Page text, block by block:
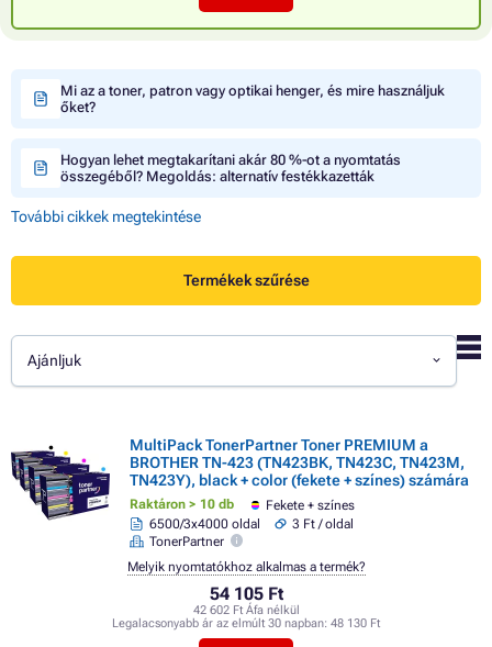
Mi az a toner, patron vagy optikai henger, és mire használjuk
őket?
Hogyan lehet megtakarítani akár 80 %-ot a nyomtatás
összegéből? Megoldás: alternatív festékkazetták
További cikkek megtekintése
Termékek szűrése
Ajánljuk
MultiPack TonerPartner Toner PREMIUM a
BROTHER TN-423 (TN423BK, TN423C, TN423M,
TN423Y), black + color (fekete + színes) számára
Raktáron > 10 db
Fekete + színes
6500/3x4000 oldal
3 Ft / oldal
TonerPartner
54 105 Ft
42 602 Ft Áfa nélkül
Legalacsonyabb ár az elmúlt 30 napban: 48 130 Ft
Melyik nyomtatókhoz alkalmas a termék?